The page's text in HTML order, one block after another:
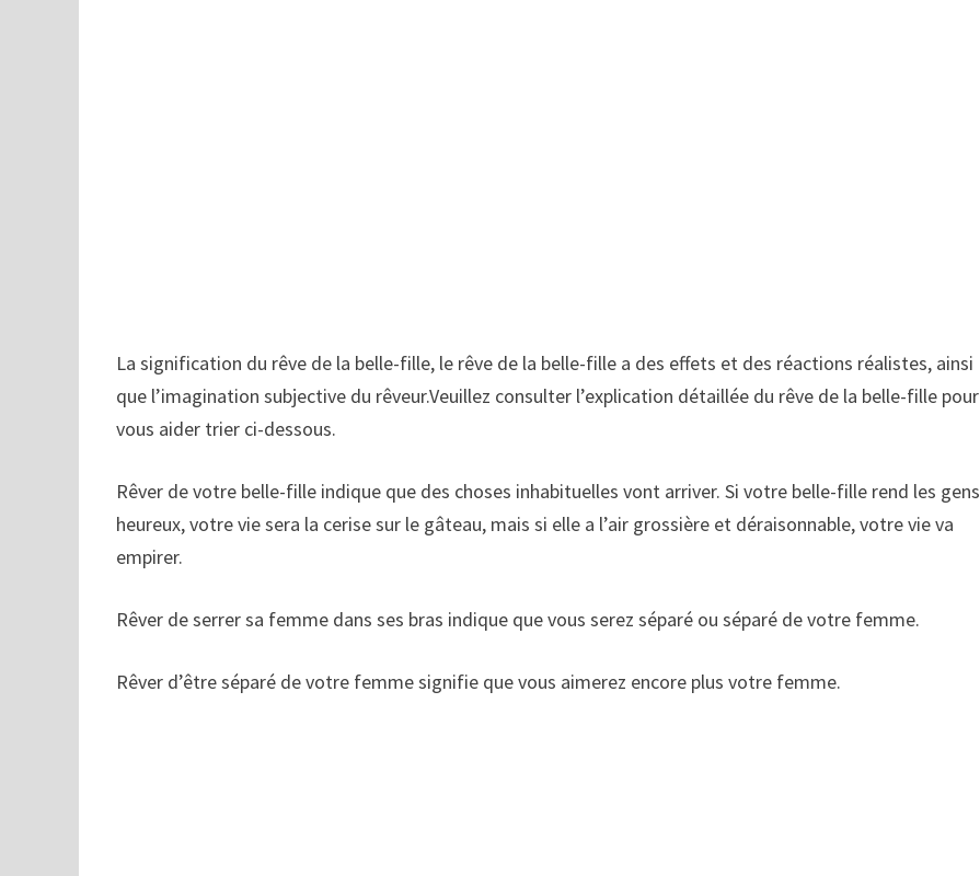
La signification du rêve de la belle-fille, le rêve de la belle-fille a des effets et des réactions réalistes, ainsi
que l’imagination subjective du rêveur.Veuillez consulter l’explication détaillée du rêve de la belle-fille pour
vous aider trier ci-dessous.
Rêver de votre belle-fille indique que des choses inhabituelles vont arriver. Si votre belle-fille rend les gens
heureux, votre vie sera la cerise sur le gâteau, mais si elle a l’air grossière et déraisonnable, votre vie va
empirer.
Rêver de serrer sa femme dans ses bras indique que vous serez séparé ou séparé de votre femme.
Rêver d’être séparé de votre femme signifie que vous aimerez encore plus votre femme.